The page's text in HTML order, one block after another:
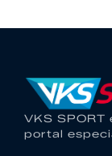
VKS SPORT
portal